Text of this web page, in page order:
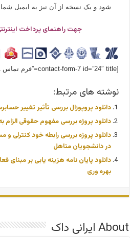
شود و یک نسخه از آن نیز به ایمیل
جهت راهنمای پرداخت
[contact-form-7 id=”24″ title=”فرم تماس 1″]
نوشته های مرتبط:
دانلود پروپوزال بررسی تأثیر تغییر
دانلود پروژه بررسی مفهوم حقوقی الزام
دانلود پروژه بررسی رابطه خود کنترلی
در دانشجویان متاهل
بهره وری
About ایرانی داک